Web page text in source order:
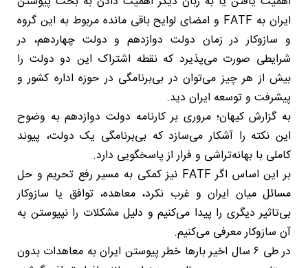
ایران به FATF و امضای لوایح باقی مانده مربوط به این گروه
و سازوکار در زمان دولت دوازدهم و دولت چهاردهم، در
شرایطی صورت می‌پذیرد که نقطه اشتراک این دو دولت را
بیش از هر چیز می‌توان در بی‌برنامگی در حوزه اداره کشور و
پیشرفت و توسعه ایران دید.
به گزارش کیهان؛ مروری بر کارنامه دولت دوازدهم به وضوح
این نکته را آشکار می‌سازد که بی‌برنامگی یک دولت، پیوند
کاملی با بهانه‌تراشی و فرار از پاسخگویی دارد.
بر این اساس اگر FATF نیز کمکی به مسیر رفع تحریم و حل
مسائل میان ایران و غرب نکرد، معاهده، توافق یا سازوکار
بی‌تاثیر دیگری را پیدا می‌کنیم و دلیل مشکلات را نپیوستن به
آن سازوکار معرفی می‌کنیم.
در طی ۶ سال اخیر بارها خطر پیوستن ایران به معاهدات بدون